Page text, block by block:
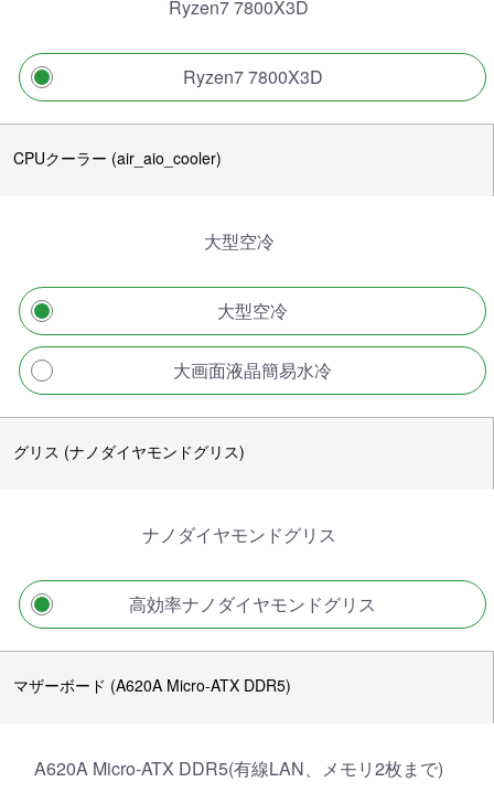
Ryzen7 7800X3D
Ryzen7 7800X3D
CPUクーラー (air_aio_cooler)
大型空冷
大型空冷
大画面液晶簡易水冷
グリス (ナノダイヤモンドグリス)
ナノダイヤモンドグリス
高効率ナノダイヤモンドグリス
マザーボード (A620A Micro-ATX DDR5)
A620A Micro-ATX DDR5(有線LAN、メモリ2枚まで)